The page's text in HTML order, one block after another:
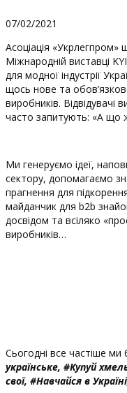
07/02/2021
Асоціація «Укрлегпром»
Міжнародній виставці
для модної індустрії
щось нове та
виробників.
часто запитують: «А що
Ми генеруємо ідеї,
сектору, допомагаємо
прагнення для
майданчик для b2b
досвідом та всіляко
виробників…
Сьогодні все частіше
українське, #Купуй
свої, #Навчайся в